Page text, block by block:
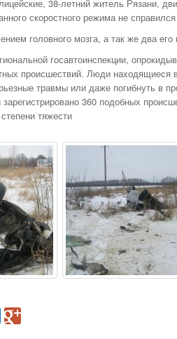
38-летний житель Рязани,
скоростного режима не
головного мозга, а так же два
госавтоинспекции,
происшествий. Люди находящиеся
травмы или даже погибнуть в
зарегистрировано 360 подобных
тяжести